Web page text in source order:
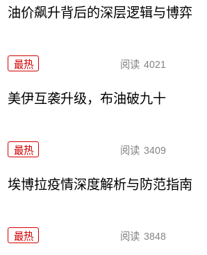
油价飙升背后的深层逻辑与博弈
最热 阅读 4021
美伊互袭升级，布油破九十
最热 阅读 3409
埃博拉疫情深度解析与防范指南
最热 阅读 3848